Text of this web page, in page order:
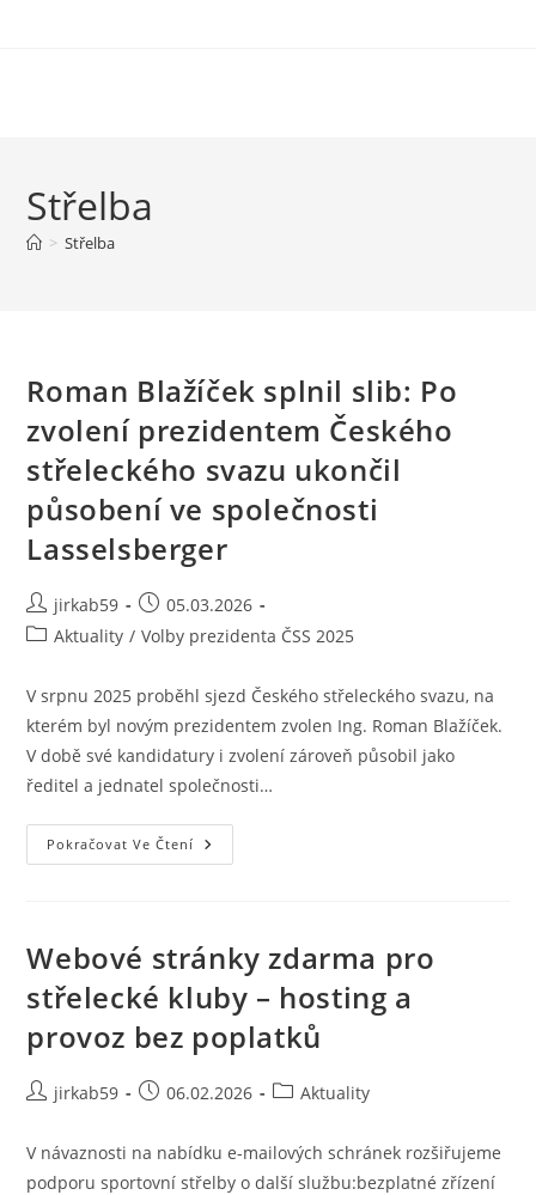
Střelba
> Střelba
Roman Blažíček splnil slib: Po
zvolení prezidentem Českého
střeleckého svazu ukončil
působení ve společnosti
Lasselsberger
jirkab59
05.03.2026
Aktuality / Volby prezidenta ČSS 2025
V srpnu 2025 proběhl sjezd Českého střeleckého svazu, na
kterém byl novým prezidentem zvolen Ing. Roman Blažíček.
V době své kandidatury i zvolení zároveň působil jako
ředitel a jednatel společnosti…
Pokračovat Ve Čtení
Webové stránky zdarma pro
střelecké kluby – hosting a
provoz bez poplatků
jirkab59 06.02.2026 Aktuality
V návaznosti na nabídku e-mailových schránek rozšiřujeme
podporu sportovní střelby o další službu:bezplatné zřízení